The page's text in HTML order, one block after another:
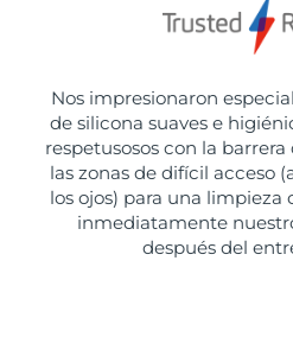
Nos impresionaron
de silicona suaves e
respetusosos con la
las zonas de difícil acceso
los ojos) para una
inmediatamente
después del